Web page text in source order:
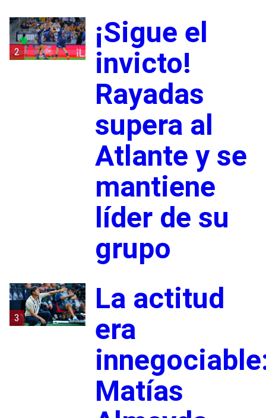
2
¡Sigue el
invicto!
Rayadas
supera al
Atlante y se
mantiene
líder de su
grupo
3
La actitud
era
Matías